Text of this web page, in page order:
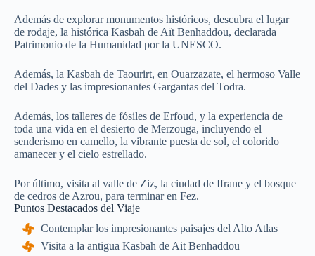
Además de explorar monumentos históricos, descubra el lugar
de rodaje, la histórica Kasbah de Aït Benhaddou, declarada
Patrimonio de la Humanidad por la UNESCO.
Además, la Kasbah de Taourirt, en Ouarzazate, el hermoso Valle
del Dades y las impresionantes Gargantas del Todra.
Además, los talleres de fósiles de Erfoud, y la experiencia de
toda una vida en el desierto de Merzouga, incluyendo el
senderismo en camello, la vibrante puesta de sol, el colorido
amanecer y el cielo estrellado.
Por último, visita al valle de Ziz, la ciudad de Ifrane y el bosque
de cedros de Azrou, para terminar en Fez.
Puntos Destacados del Viaje
Contemplar los impresionantes paisajes del Alto Atlas
Visita a la antigua Kasbah de Ait Benhaddou